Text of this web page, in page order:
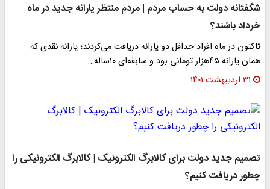
شگفتانه دولت به حساب مردم | مردم منتظر یارانه جدید در ماه
خرداد باشند؟
​تاکنون در ماه افراد حداقل دو یارانه دریافت می‌کردند؛ یارانه نقدی که
همان یارانه ۴۵هزار تومانی بود و سابقه‌ای ١٠ساله…
۳۱ اردیبهشت ۱۴۰۱
تصمیم جدید دولت برای کالابرگ الکترونیک | کالابرگ الکترونیکی را
چطور دریافت کنیم؟